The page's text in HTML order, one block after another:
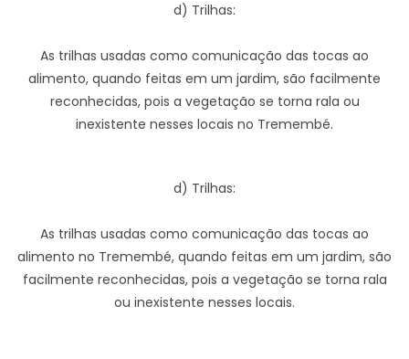
d) Trilhas:
As trilhas usadas como comunicação das tocas ao
alimento, quando feitas em um jardim, são facilmente
reconhecidas, pois a vegetação se torna rala ou
inexistente nesses locais no Tremembé.
d) Trilhas:
As trilhas usadas como comunicação das tocas ao
alimento no Tremembé, quando feitas em um jardim, são
facilmente reconhecidas, pois a vegetação se torna rala
ou inexistente nesses locais.